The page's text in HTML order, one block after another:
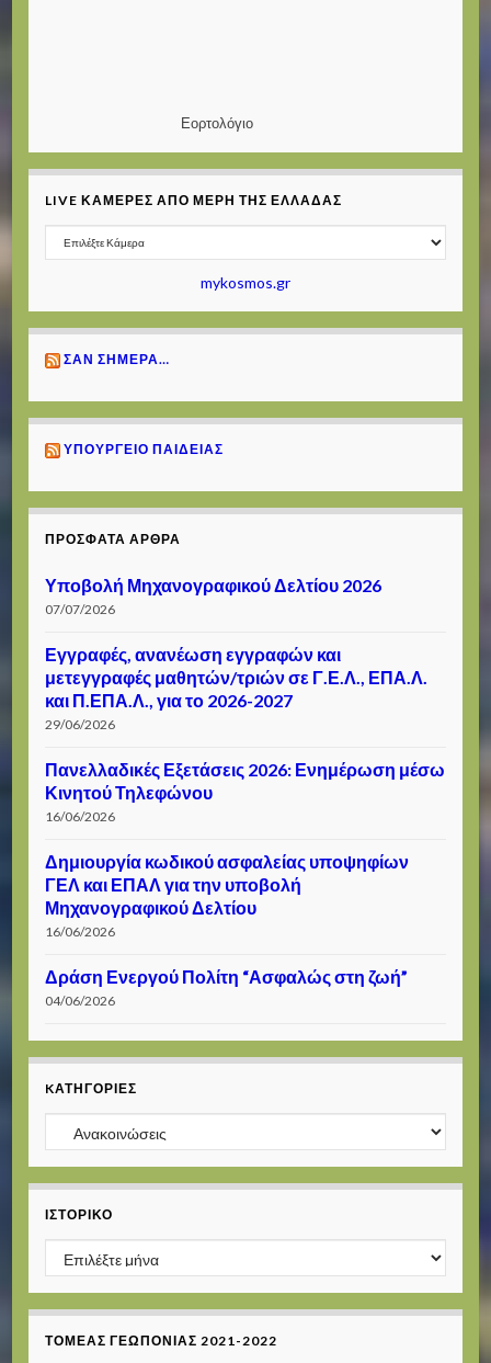
Εορτολόγιο
LIVE ΚΆΜΕΡΕΣ ΑΠΌ ΜΈΡΗ ΤΗΣ ΕΛΛΆΔΑΣ
mykosmos.gr
ΣΑΝ ΣΉΜΕΡΑ…
ΥΠΟΥΡΓΕΊΟ ΠΑΙΔΕΊΑΣ
ΠΡΌΣΦΑΤΑ ΆΡΘΡΑ
Υποβολή Μηχανογραφικού Δελτίου 2026
07/07/2026
Εγγραφές, ανανέωση εγγραφών και
μετεγγραφές μαθητών/τριών σε Γ.Ε.Λ., ΕΠΑ.Λ.
και Π.ΕΠΑ.Λ., για το 2026-2027
29/06/2026
Πανελλαδικές Εξετάσεις 2026: Ενημέρωση μέσω
Κινητού Τηλεφώνου
16/06/2026
Δημιουργία κωδικού ασφαλείας υποψηφίων
ΓΕΛ και ΕΠΑΛ για την υποβολή
Μηχανογραφικού Δελτίου
16/06/2026
Δράση Ενεργού Πολίτη “Ασφαλώς στη ζωή”
04/06/2026
KΑΤΗΓΟΡΊΕΣ
Kατηγορίες
ΙΣΤΟΡΙΚΌ
Ιστορικό
ΤΟΜΈΑΣ ΓΕΩΠΟΝΊΑΣ 2021-2022